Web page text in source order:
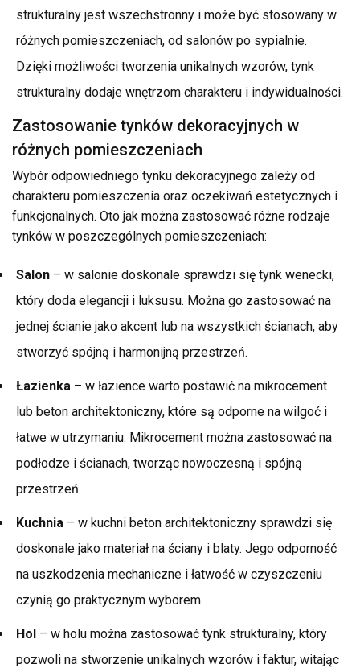
strukturalny jest wszechstronny i może być stosowany w
różnych pomieszczeniach, od salonów po sypialnie.
Dzięki możliwości tworzenia unikalnych wzorów, tynk
strukturalny dodaje wnętrzom charakteru i indywidualności.
Zastosowanie tynków dekoracyjnych w
różnych pomieszczeniach
Wybór odpowiedniego tynku dekoracyjnego zależy od
charakteru pomieszczenia oraz oczekiwań estetycznych i
funkcjonalnych. Oto jak można zastosować różne rodzaje
tynków w poszczególnych pomieszczeniach:
Salon – w salonie doskonale sprawdzi się tynk wenecki,
który doda elegancji i luksusu. Można go zastosować na
jednej ścianie jako akcent lub na wszystkich ścianach, aby
stworzyć spójną i harmonijną przestrzeń.
Łazienka – w łazience warto postawić na mikrocement
lub beton architektoniczny, które są odporne na wilgoć i
łatwe w utrzymaniu. Mikrocement można zastosować na
podłodze i ścianach, tworząc nowoczesną i spójną
przestrzeń.
Kuchnia – w kuchni beton architektoniczny sprawdzi się
doskonale jako materiał na ściany i blaty. Jego odporność
na uszkodzenia mechaniczne i łatwość w czyszczeniu
czynią go praktycznym wyborem.
Hol – w holu można zastosować tynk strukturalny, który
pozwoli na stworzenie unikalnych wzorów i faktur, witając